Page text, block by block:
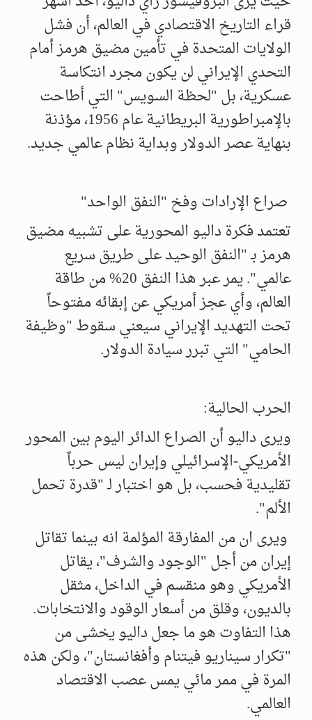
قراء التاريخ الاقتصادي في العالم، أن فشل
الولايات المتحدة في تأمين مضيق هرمز أمام
التحدي الإيراني لن يكون مجرد انتكاسة
عسكرية، بل "لحظة السويس" التي أطاحت
بالإمبراطورية البريطانية عام 1956، مؤذنة
بنهاية عصر الدولار وبداية نظام عالمي جديد.
صراع الإرادات وفخ "النفق الواحد"
تعتمد فكرة داليو المحورية على تشبيه مضيق
هرمز بـ "النفق الوحيد على طريق سريع
عالمي". يمر عبر هذا النفق 20% من طاقة
العالم، وأي عجز أمريكي عن إبقائه مفتوحاً
تحت التهديد الإيراني سيعني سقوط "وظيفة
الحامي" التي تبرر سيادة الدولار.
الحرب الحالية:
ويرى داليو أن الصراع الدائر اليوم بين المحور
الأمريكي-الإسرائيلي وإيران ليس حرباً
تقليدية فحسب، بل هو اختبار لـ "قدرة تحمل
الألم".
ويرى ان من المفارقة المؤلمة انه بينما تقاتل
إيران من أجل "الوجود والشرف"، يقاتل
الأمريكي وهو منقسم في الداخل، مثقل
بالديون، وقلق من أسعار الوقود والانتخابات.
هذا التفاوت هو ما جعل داليو يخشى من
"تكرار سيناريو فيتنام وأفغانستان"، ولكن هذه
المرة في ممر مائي يمس عصب الاقتصاد
العالمي.